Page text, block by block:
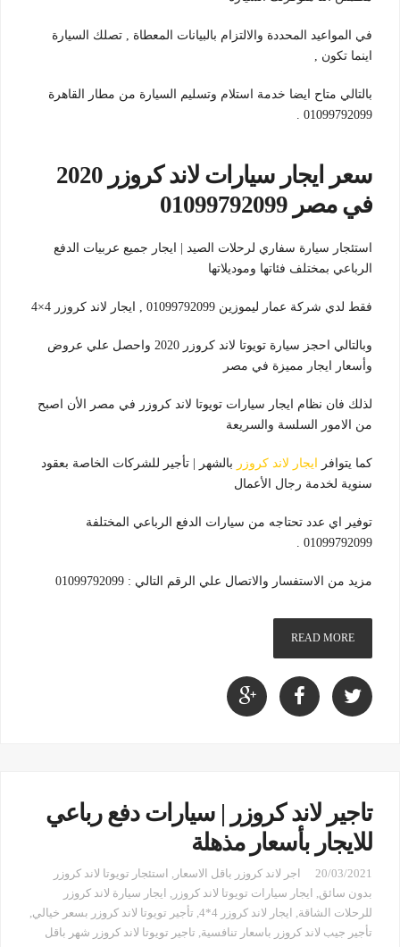
في المواعيد المحددة والالتزام بالبيانات المعطاة , تصلك السيارة
اينما تكون ,
بالتالي متاح ايضا خدمة استلام وتسليم السيارة من مطار القاهرة
01099792099 .
سعر ايجار سيارات لاند كروزر 2020
في مصر 01099792099
استئجار سيارة سفاري لرحلات الصيد | ايجار جميع عربيات الدفع
الرباعي بمختلف فئاتها وموديلاتها
فقط لدي شركة عمار ليموزين 01099792099 , ايجار لاند كروزر 4×4
وبالتالي احجز سيارة تويوتا لاند كروزر 2020 واحصل علي عروض
وأسعار ايجار مميزة في مصر
لذلك فان نظام ايجار سيارات تويوتا لاند كروزر في مصر الأن اصبح
من الامور السلسة والسريعة
كما يتوافر ايجار لاند كروزر بالشهر | تأجير للشركات الخاصة بعقود
سنوية لخدمة رجال الأعمال
توفير اي عدد تحتاجه من سيارات الدفع الرباعي المختلفة
01099792099 .
مزيد من الاستفسار والاتصال علي الرقم التالي : 01099792099
READ MORE
تاجير لاند كروزر | سيارات دفع رباعي
للايجار بأسعار مذهلة
20/03/2021 اجر لاند كروزر باقل الاسعار , استئجار تويوتا لاند كروزر
بدون سائق, ايجار سيارات تويوتا لاند كروزر , ايجار سيارة لاند كروزر
للرحلات الشاقة, ايجار لاند كروزر 4*4 , تأجير تويوتا لاند كروزر بسعر خيالي,
تأجير جيب لاند كروزر باسعار تنافسية, تاجير تويوتا لاند كروزر شهر باقل